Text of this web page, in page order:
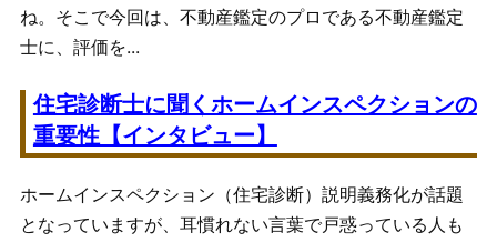
ね。そこで今回は、不動産鑑定のプロである不動産鑑定
士に、評価を...
住宅診断士に聞くホームインスペクションの
重要性【インタビュー】
ホームインスペクション（住宅診断）説明義務化が話題
となっていますが、耳慣れない言葉で戸惑っている人も